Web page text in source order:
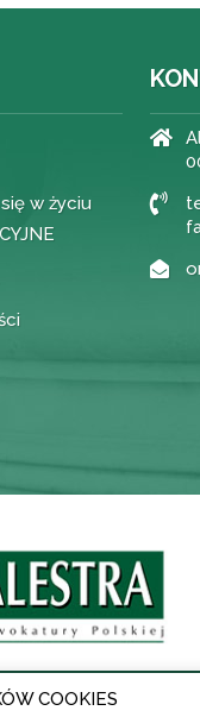
w życiu
COOKIES